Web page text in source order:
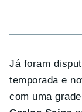
Já foram
temporada e
com uma